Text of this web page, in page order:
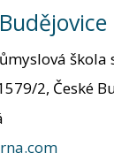
škola
2, České